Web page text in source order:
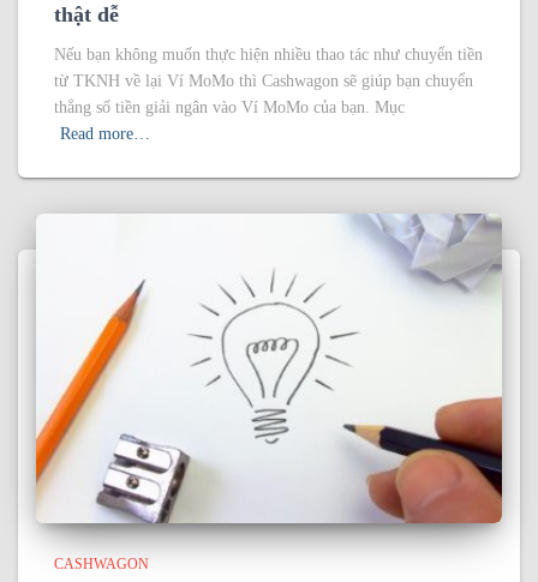
thật dễ
Nếu bạn không muốn thực hiện nhiều thao tác như chuyển tiền
từ TKNH về lại Ví MoMo thì Cashwagon sẽ giúp bạn chuyển
thẳng số tiền giải ngân vào Ví MoMo của bạn. Mục
Read more…
CASHWAGON